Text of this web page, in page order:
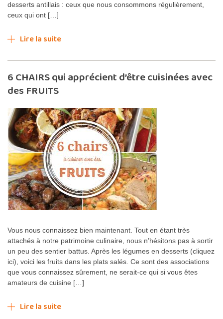
desserts antillais : ceux que nous consommons régulièrement,
ceux qui ont […]
Lire la suite
6 CHAIRS qui apprécient d’être cuisinées avec
des FRUITS
Vous nous connaissez bien maintenant. Tout en étant très
attachés à notre patrimoine culinaire, nous n’hésitons pas à sortir
un peu des sentier battus. Après les légumes en desserts (cliquez
ici), voici les fruits dans les plats salés. Ce sont des associations
que vous connaissez sûrement, ne serait-ce qui si vous êtes
amateurs de cuisine […]
Lire la suite